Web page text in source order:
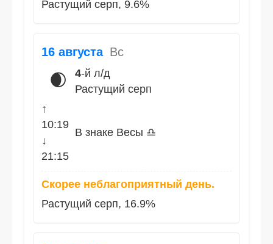
Растущий серп, 9.6%
16 августа Вс
🌒 4-й л/д
Растущий серп
↑
10:19
↓
21:15
В знаке Весы ♎
Скорее неблагоприятный день.
Растущий серп, 16.9%